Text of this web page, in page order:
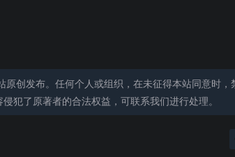
创发布。任何个人或组织，在未征得本站同意时
犯了原著者的合法权益，可联系我们进行处理。